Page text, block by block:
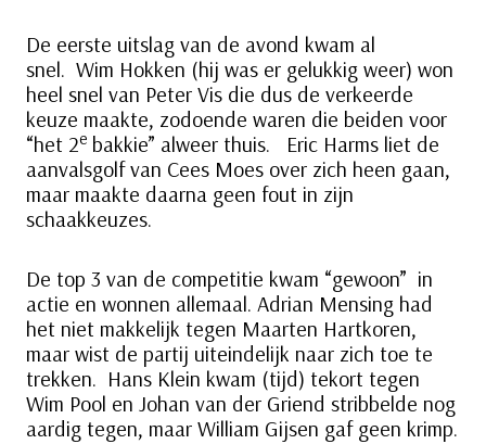
De eerste uitslag van de avond kwam al
snel. Wim Hokken (hij was er gelukkig weer) won
heel snel van Peter Vis die dus de verkeerde
keuze maakte, zodoende waren die beiden voor
“het 2e bakkie” alweer thuis. Eric Harms liet de
aanvalsgolf van Cees Moes over zich heen gaan,
maar maakte daarna geen fout in zijn
schaakkeuzes.
De top 3 van de competitie kwam “gewoon” in
actie en wonnen allemaal. Adrian Mensing had
het niet makkelijk tegen Maarten Hartkoren,
maar wist de partij uiteindelijk naar zich toe te
trekken. Hans Klein kwam (tijd) tekort tegen
Wim Pool en Johan van der Griend stribbelde nog
aardig tegen, maar William Gijsen gaf geen krimp.